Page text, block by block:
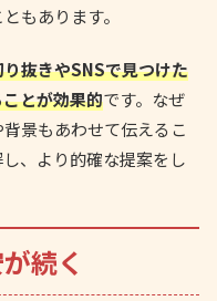
もあります。
抜きやSNSで見つけた
とが効果的です。なぜ
景もあわせて伝えるこ
、より的確な提案をし
続く